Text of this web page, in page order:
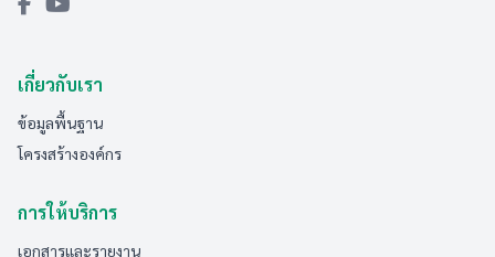
เกี่ยวกับเรา
ข้อมูลพื้นฐาน
โครงสร้างองค์กร
การให้บริการ
เอกสารและรายงาน